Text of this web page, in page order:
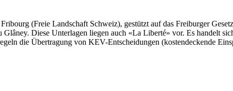
(Freie Landschaft Schweiz), gestützt auf das Freiburger
Diese Unterlagen liegen auch «La Liberté» vor. Es handelt
die Übertragung von KEV-Entscheidungen (kostendeckende